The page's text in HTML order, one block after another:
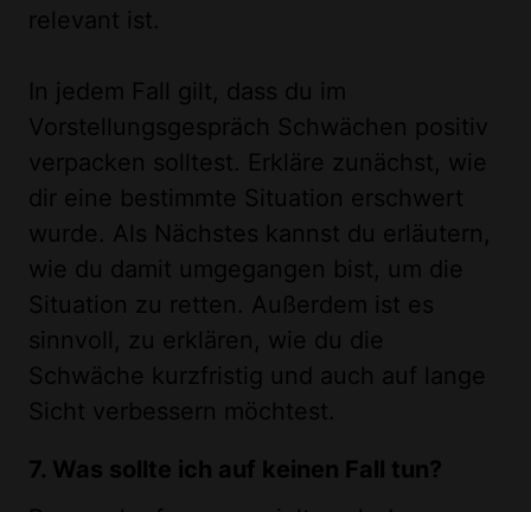
relevant ist.
In jedem Fall gilt, dass du im
Vorstellungsgespräch Schwächen positiv
verpacken solltest. Erkläre zunächst, wie
dir eine bestimmte Situation erschwert
wurde. Als Nächstes kannst du erläutern,
wie du damit umgegangen bist, um die
Situation zu retten. Außerdem ist es
sinnvoll, zu erklären, wie du die
Schwäche kurzfristig und auch auf lange
Sicht verbessern möchtest.
7. Was sollte ich auf keinen Fall tun?